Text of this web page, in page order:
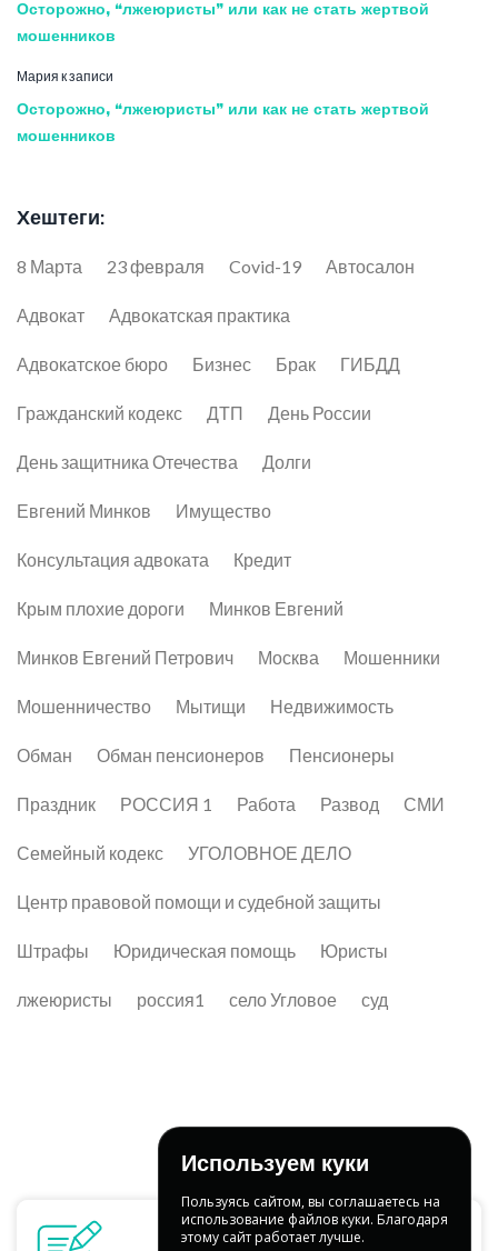
Осторожно, “лжеюристы” или как не стать жертвой
мошенников
Мария к записи
Осторожно, “лжеюристы” или как не стать жертвой
мошенников
Хештеги:
8 Марта 23 февраля Covid-19 Автосалон
Адвокат Адвокатская практика
Адвокатское бюро Бизнес Брак ГИБДД
Гражданский кодекс ДТП День России
День защитника Отечества Долги
Евгений Минков Имущество
Консультация адвоката Кредит
Крым плохие дороги Минков Евгений
Минков Евгений Петрович Москва Мошенники
Мошенничество Мытищи Недвижимость
Обман Обман пенсионеров Пенсионеры
Праздник РОССИЯ 1 Работа Развод СМИ
Семейный кодекс УГОЛОВНОЕ ДЕЛО
Центр правовой помощи и судебной защиты
Штрафы Юридическая помощь Юристы
лжеюристы россия1 село Угловое суд
Используем куки
Пользуясь сайтом, вы соглашаетесь на
использование файлов куки. Благодаря
этому сайт работает лучше.